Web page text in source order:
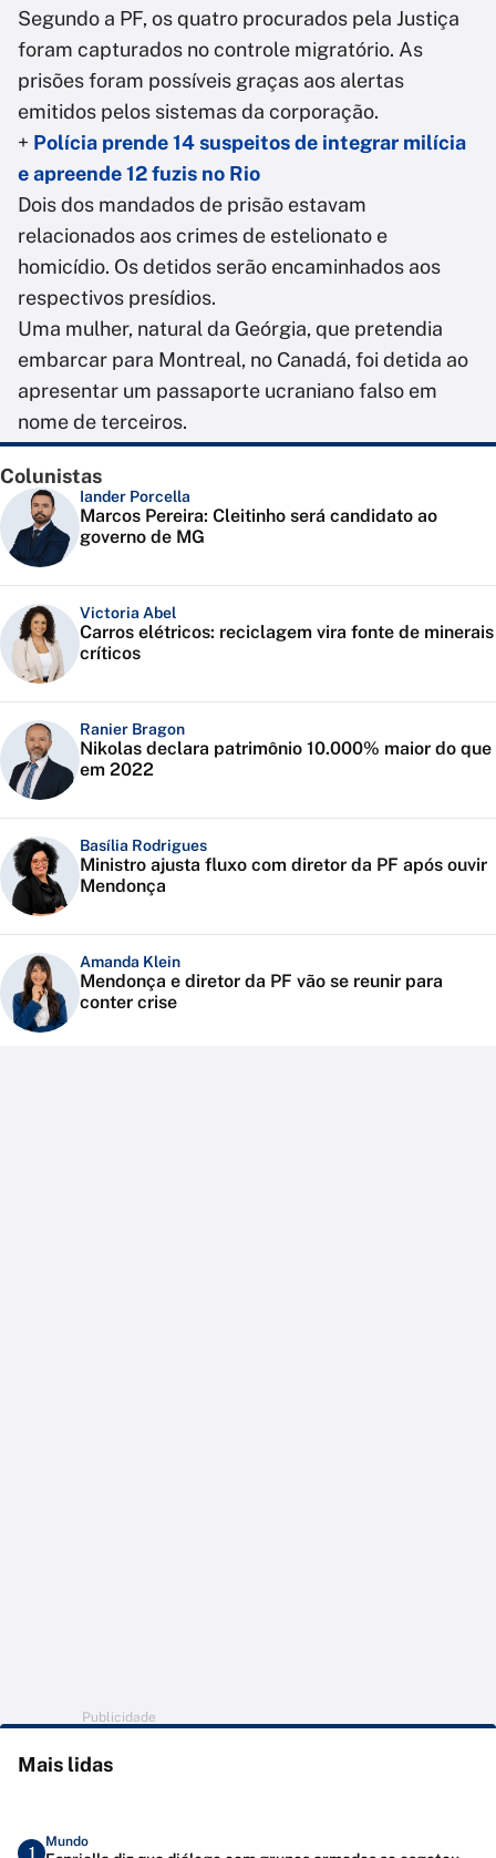
Segundo a PF, os quatro procurados pela Justiça
foram capturados no controle migratório. As
prisões foram possíveis graças aos alertas
emitidos pelos sistemas da corporação.
+ Polícia prende 14 suspeitos de integrar milícia
e apreende 12 fuzis no Rio
Dois dos mandados de prisão estavam
relacionados aos crimes de estelionato e
homicídio. Os detidos serão encaminhados aos
respectivos presídios.
Uma mulher, natural da Geórgia, que pretendia
embarcar para Montreal, no Canadá, foi detida ao
apresentar um passaporte ucraniano falso em
nome de terceiros.
Colunistas
Iander Porcella
Marcos Pereira: Cleitinho será candidato ao
governo de MG
Victoria Abel
Carros elétricos: reciclagem vira fonte de minerais
críticos
Ranier Bragon
Nikolas declara patrimônio 10.000% maior do que
em 2022
Basília Rodrigues
Ministro ajusta fluxo com diretor da PF após ouvir
Mendonça
Amanda Klein
Mendonça e diretor da PF vão se reunir para
conter crise
Publicidade
Mais lidas
1
Mundo